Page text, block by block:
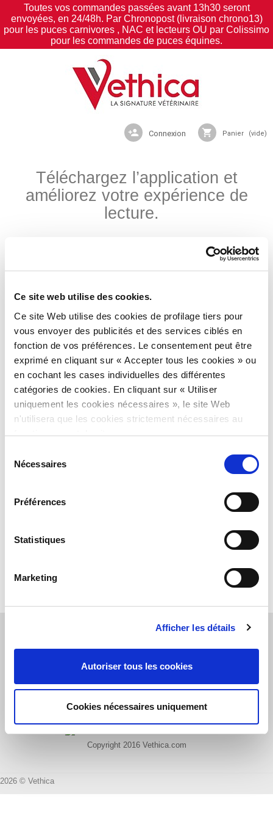
Ce site web utilise des cookies.
Ce site Web utilise des cookies de profilage tiers pour
vous envoyer des publicités et des services ciblés en
fonction de vos préférences. Le consentement peut être
exprimé en cliquant sur « Accepter tous les cookies » ou
en cochant les cases individuelles des différentes
catégories de cookies. En cliquant sur « Utiliser
uniquement les cookies nécessaires », le site Web
n'utilisera que les cookies strictement nécessaires au
fonctionnement du site.
Nécessaires
Préférences
Statistiques
Marketing
Afficher les détails
Autoriser tous les cookies
Cookies nécessaires uniquement
Toutes vos commandes passées avant 13h30 seront
envoyées, en 24/48h. Par Chronopost (livraison chrono13)
pour les puces carnivores , NAC et lecteurs OU par Colissimo
pour les commandes de puces équines.
shopping_cart Panier (vide)
person_add Connexion
Téléchargez l’application et
améliorez votre expérience de
lecture.
Datamars PET Scanner Support est une applicationgratuite conçue
pour améliorer votre expérience avec les
fréquence de Datamars pour lalecture des puces électroniques.
cette application est spécialement conçue pour
fonctionneravec les lecteurs RFID professionnels pour animaux de
équipés de la technologie Bluetooth à Faible
Lecteurs compatibles:
Copyright 2016 Vethica.com
2026 © Vethica